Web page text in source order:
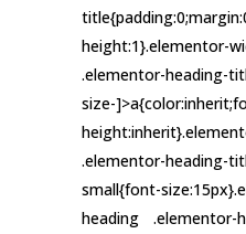
height:1}.elementor-
.elementor-heading-
size-
.elementor-heading-
small{font-
heading .elementor-